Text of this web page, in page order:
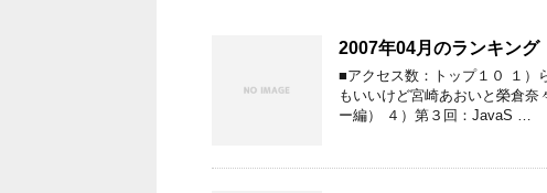
2007年04月のランキング
■アクセス数：トップ１０ １）
もいいけど宮崎あおいと榮倉
ー編） ４）第３回：JavaS …